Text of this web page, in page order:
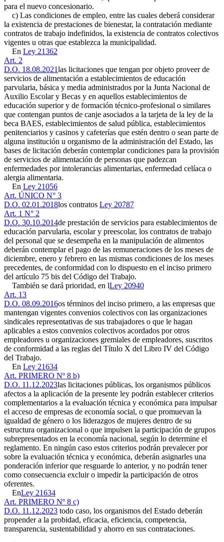
para el nuevo concesionario.
c) Las condiciones de empleo, entre las cuales deberá considerar
la existencia de prestaciones de bienestar, la contratación mediante
contratos de trabajo indefinidos, la existencia de contratos colectivos
vigentes u otras que establezca la municipalidad.
En Ley 21362
Art. 2
D.O. 18.08.2021las licitaciones que tengan por objeto proveer de
servicios de alimentación a establecimientos de educación
parvularia, básica y media administrados por la Junta Nacional de
Auxilio Escolar y Becas y en aquellos establecimientos de
educación superior y de formación técnico-profesional o similares
que contengan puntos de canje asociados a la tarjeta de la ley de la
beca BAES, establecimientos de salud pública, establecimientos
penitenciarios y casinos y cafeterías que estén dentro o sean parte de
alguna institución u organismo de la administración del Estado, las
bases de licitación deberán contemplar condiciones para la provisión
de servicios de alimentación de personas que padezcan
enfermedades por intolerancias alimentarias, enfermedad celíaca o
alergia alimentaria.
En Ley 21056
Art. ÚNICO N° 3
D.O. 02.01.2018los contratos Ley 20787
Art. 1 N° 2
D.O. 30.10.2014de prestación de servicios para establecimientos de
educación parvularia, escolar y preescolar, los contratos de trabajo
del personal que se desempeña en la manipulación de alimentos
deberán contemplar el pago de las remuneraciones de los meses de
diciembre, enero y febrero en las mismas condiciones de los meses
precedentes, de conformidad con lo dispuesto en el inciso primero
del artículo 75 bis del Código del Trabajo.
También se dará prioridad, en lLey 20940
Art. 13
D.O. 08.09.2016os términos del inciso primero, a las empresas que
mantengan vigentes convenios colectivos con las organizaciones
sindicales representativas de sus trabajadores o que le hagan
aplicables a estos convenios colectivos acordados por otros
empleadores u organizaciones gremiales de empleadores, suscritos
de conformidad a las reglas del Título X del Libro IV del Código
del Trabajo.
En Ley 21634
Art. PRIMERO Nº 8 b)
D.O. 11.12.2023las licitaciones públicas, los organismos públicos
afectos a la aplicación de la presente ley podrán establecer criterios
complementarios a la evaluación técnica y económica para impulsar
el acceso de empresas de economía social, o que promuevan la
igualdad de género o los liderazgos de mujeres dentro de su
estructura organizacional o que impulsen la participación de grupos
subrepresentados en la economía nacional, según lo determine el
reglamento. En ningún caso estos criterios podrán prevalecer por
sobre la evaluación técnica y económica, deberán asignarles una
ponderación inferior que resguarde lo anterior, y no podrán tener
como consecuencia excluir o impedir la participación de otros
oferentes.
EnLey 21634
Art. PRIMERO Nº 8 c)
D.O. 11.12.2023 todo caso, los organismos del Estado deberán
propender a la probidad, eficacia, eficiencia, competencia,
transparencia, sustentabilidad y ahorro en sus contrataciones.